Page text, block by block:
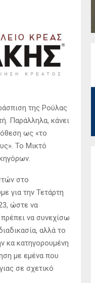
της Ρούλας
Παράλληλα, κάνει
ως «το
Το Μικτό
στο
για την Τετάρτη
ώστε να
να συνεχίσω
αλλά το
κα κατηγορουμένη
με εμένα που
σε σχετικό